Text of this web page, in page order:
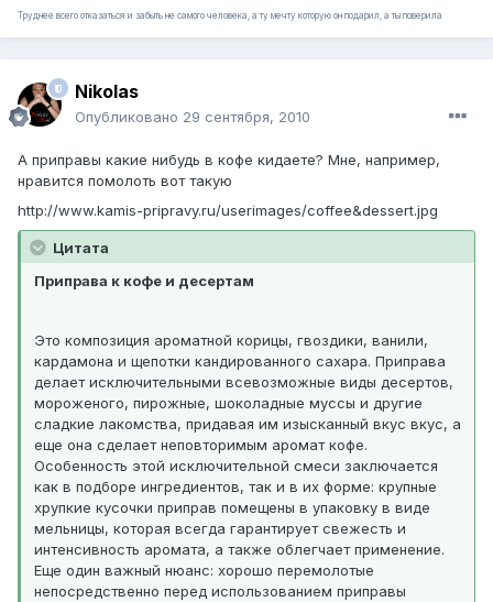
Труднее всего отказаться и забыть не самого человека, а ту мечту которую он подарил, а ты поверила
Nikolas
Опубликовано 29 сентября, 2010
А приправы какие нибудь в кофе кидаете? Мне, например,
нравится помолоть вот такую
http://www.kamis-pripravy.ru/userimages/coffee&dessert.jpg
Цитата
Приправа к кофе и десертам
Это композиция ароматной корицы, гвоздики, ванили,
кардамона и щепотки кандированного сахара. Приправа
делает исключительными всевозможные виды десертов,
мороженого, пирожные, шоколадные муссы и другие
сладкие лакомства, придавая им изысканный вкус вкус, а
еще она сделает неповторимым аромат кофе.
Особенность этой исключительной смеси заключается
как в подборе ингредиентов, так и в их форме: крупные
хрупкие кусочки приправ помещены в упаковку в виде
мельницы, которая всегда гарантирует свежесть и
интенсивность аромата, а также облегчает применение.
Еще один важный нюанс: хорошо перемолотые
непосредственно перед использованием приправы